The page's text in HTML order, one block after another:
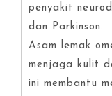
penyakit
dan Parkinson.
Asam lemak
menjaga kulit
ini membantu